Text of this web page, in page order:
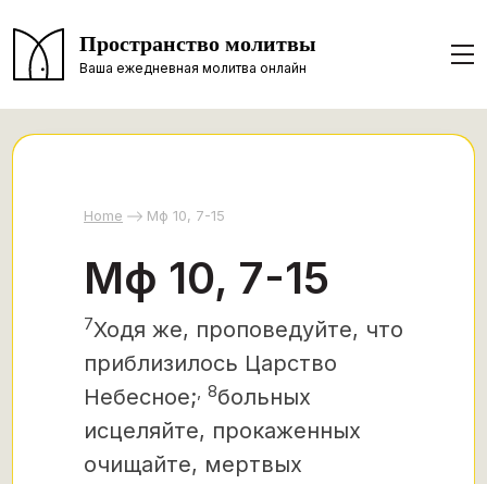
Пространство молитвы
Ваша ежедневная молитва онлайн
Home Мф 10, 7-15
Мф 10, 7-15
7Ходя же, проповедуйте, что
приблизилось Царство
Небесное; 8больных
исцеляйте, прокаженных
очищайте, мертвых